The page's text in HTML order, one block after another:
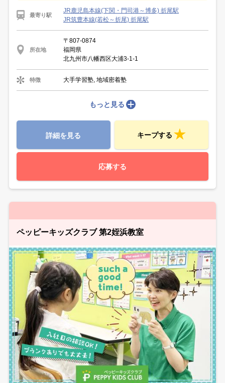
最寄り駅
JR鹿児島本線(下関・門司港～博多) 折尾駅
JR筑豊本線(若松～折尾) 折尾駅
所在地
〒807-0874
福岡県
北九州市八幡西区大浦3-1-1
特徴 大手学習塾, 地域密着塾
もっと見る
詳細を見る キープする
応募する
ペッピーキッズクラブ 第2姪浜教室